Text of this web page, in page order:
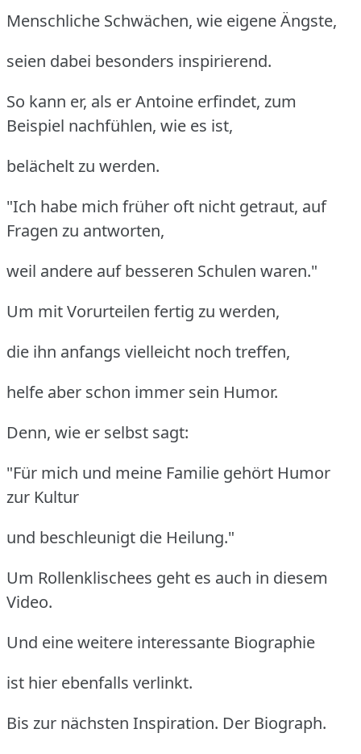
Menschliche Schwächen, wie eigene Ängste,
seien dabei besonders inspirierend.
So kann er, als er Antoine erfindet, zum
Beispiel nachfühlen, wie es ist,
belächelt zu werden.
"Ich habe mich früher oft nicht getraut, auf
Fragen zu antworten,
weil andere auf besseren Schulen waren."
Um mit Vorurteilen fertig zu werden,
die ihn anfangs vielleicht noch treffen,
helfe aber schon immer sein Humor.
Denn, wie er selbst sagt:
"Für mich und meine Familie gehört Humor
zur Kultur
und beschleunigt die Heilung."
Um Rollenklischees geht es auch in diesem
Video.
Und eine weitere interessante Biographie
ist hier ebenfalls verlinkt.
Bis zur nächsten Inspiration. Der Biograph.